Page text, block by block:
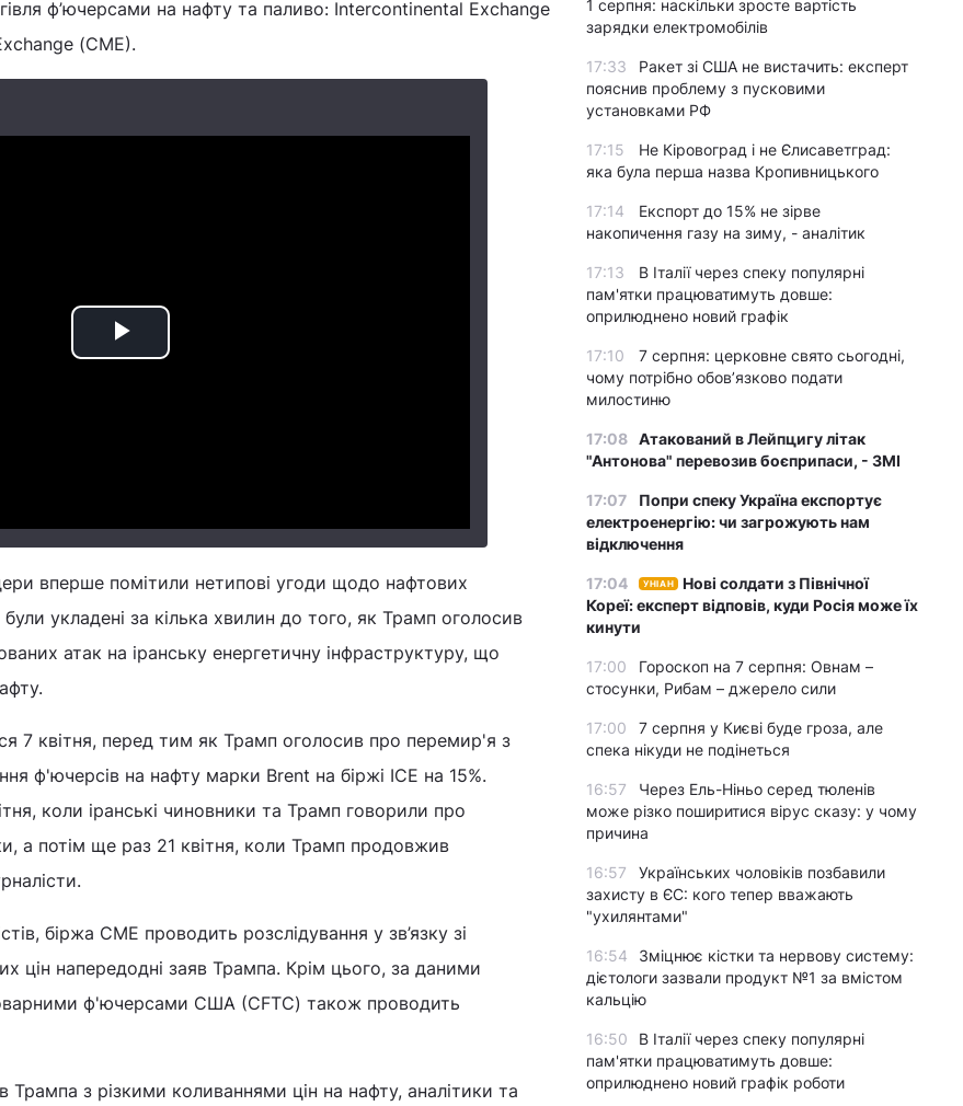
ф’ючерсами на нафту та паливо: Intercontinental Exchange
(CME).
Play
вперше помітили нетипові угоди щодо нафтових
укладені за кілька хвилин до того, як Трамп оголосив
атак на іранську енергетичну інфраструктуру, що
7 квітня, перед тим як Трамп оголосив про перемир'я з
ф'ючерсів на нафту марки Brent на біржі ICE на 15%.
коли іранські чиновники та Трамп говорили про
а потім ще раз 21 квітня, коли Трамп продовжив
біржа CME проводить розслідування у зв’язку зі
цін напередодні заяв Трампа. Крім цього, за даними
ф'ючерсами США (CFTC) також проводить
Трампа з різкими коливаннями цін на нафту, аналітики та
1 серпня: наскільки зросте вартість
зарядки електромобілів
17:33
Ракет зі США не вистачить: експерт
пояснив проблему з пусковими
установками РФ
17:15
Не Кіровоград і не Єлисаветград:
яка була перша назва Кропивницького
17:14
Експорт до 15% не зірве
накопичення газу на зиму, - аналітик
17:13
В Італії через спеку популярні
пам'ятки працюватимуть довше:
оприлюднено новий графік
17:10
7 серпня: церковне свято сьогодні,
чому потрібно обов’язково подати
милостиню
17:08 Атакований в Лейпцигу літак
"Антонова" перевозив боєприпаси, - ЗМІ
17:07
Попри спеку Україна експортує
електроенергію: чи загрожують нам
відключення
17:04 УНІАН
Нові солдати з Північної
Кореї: експерт відповів, куди Росія може їх
кинути
17:00
Гороскоп на 7 серпня: Овнам –
стосунки, Рибам – джерело сили
17:00
7 серпня у Києві буде гроза, але
спека нікуди не подінеться
16:57
Через Ель-Ніньо серед тюленів
може різко поширитися вірус сказу: у чому
причина
16:57
Українських чоловіків позбавили
захисту в ЄС: кого тепер вважають
"ухилянтами"
16:54
Зміцнює кістки та нервову систему:
дієтологи зазвали продукт №1 за вмістом
кальцію
16:50
В Італії через спеку популярні
пам'ятки працюватимуть довше:
оприлюднено новий графік роботи